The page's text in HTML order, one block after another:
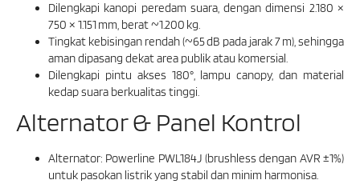
Dilengkapi kanopi peredam suara, dengan dimensi 2.180 ×
750 × 1.151 mm, berat ~1.200 kg.
Tingkat kebisingan rendah (~65 dB pada jarak 7 m), sehingga
aman dipasang dekat area publik atau komersial.
Dilengkapi pintu akses 180°, lampu canopy, dan material
kedap suara berkualitas tinggi.
Alternator & Panel Kontrol
Alternator: Powerline PWL184J (brushless dengan AVR ±1%)
untuk pasokan listrik yang stabil dan minim harmonisa.